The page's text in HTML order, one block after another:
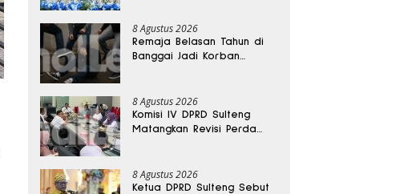
8 Agustus 2026
Remaja Belasan Tahun di
Banggai Jadi Korban
8 Agustus 2026
Komisi IV DPRD Sulteng
Matangkan Revisi Perda
8 Agustus 2026
Ketua DPRD Sulteng Sebut